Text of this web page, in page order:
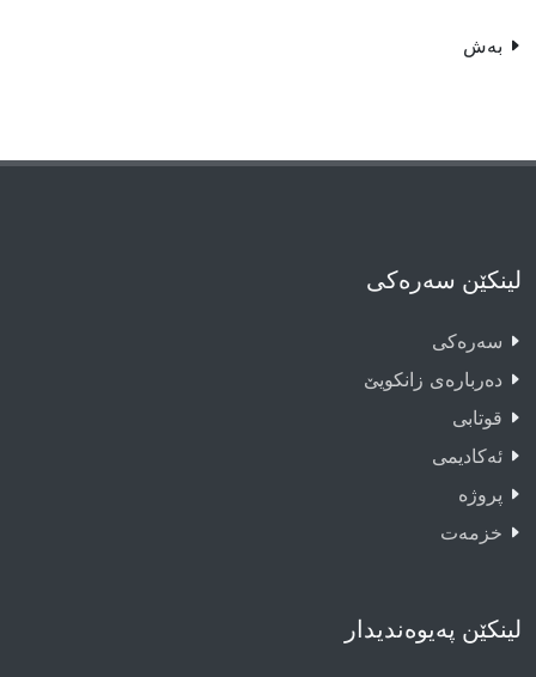
بەش
لینکێن سەرەکی
سەرەکى
دەربارەى زانکویێ
قوتابى
ئەکادیمى
پروژە
خزمەت
لینکێن پەیوەندیدار